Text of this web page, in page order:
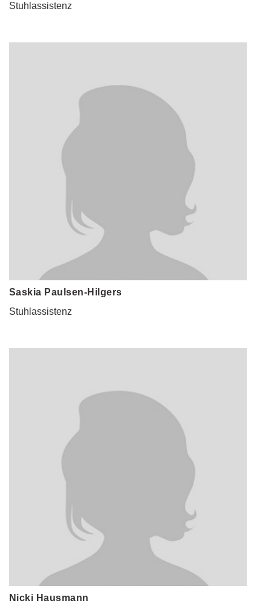
Stuhlassistenz
Saskia Paulsen-Hilgers
Stuhlassistenz
Nicki Hausmann